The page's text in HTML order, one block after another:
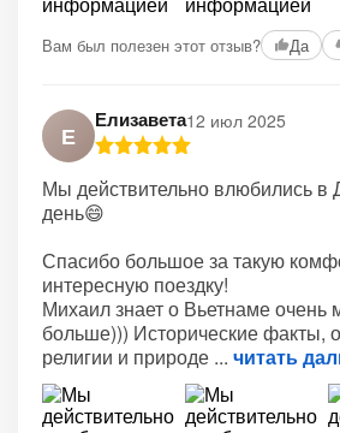
Вам был полезен этот отзыв? Да
Е
Елизавета12 июл 2025
Мы действительно влюбились в
день😄
Спасибо большое за такую
интересную поездку!
Михаил знает о Вьетнаме очень
больше))) Исторические факты, о
религии и природе
читать